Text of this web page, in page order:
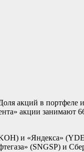
акций в портфеле
акции занимают
и «Яндекса»
(SNGSP) и